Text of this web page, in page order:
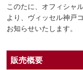
このたに、オフィシャ
より、ヴィッセル神戸
お知らせいたします。
販売概要